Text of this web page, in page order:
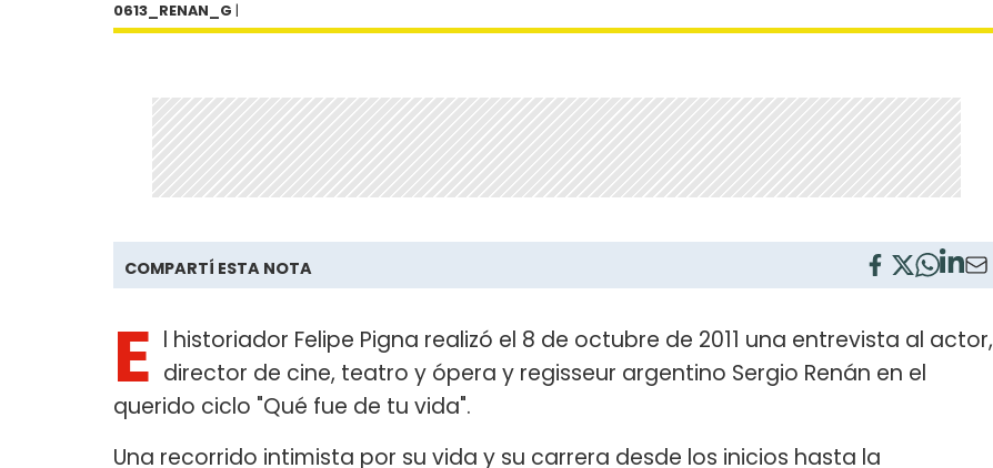
0613_RENAN_G |
COMPARTÍ ESTA NOTA
E l historiador Felipe Pigna realizó el 8 de octubre de 2011 una entrevista al actor,
director de cine, teatro y ópera y regisseur argentino Sergio Renán en el
querido ciclo "Qué fue de tu vida".
Una recorrido intimista por su vida y su carrera desde los inicios hasta la